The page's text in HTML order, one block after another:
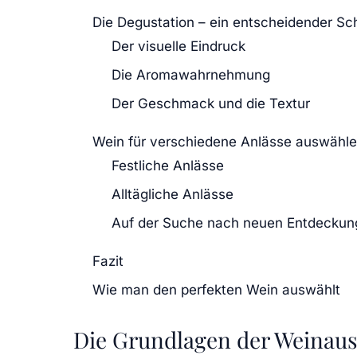
Die Degustation – ein entscheidender
Der visuelle Eindruck
Die Aromawahrnehmung
Der Geschmack und die Textur
Wein für verschiedene Anlässe
Festliche Anlässe
Alltägliche Anlässe
Auf der Suche nach neuen
Fazit
Wie man den perfekten Wein auswählt
Die Grundlagen der